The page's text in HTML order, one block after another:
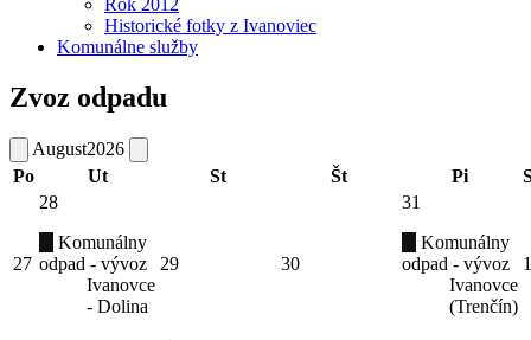
Rok 2012
Historické fotky z Ivanoviec
Komunálne služby
Zvoz odpadu
August2026
Po
Ut St Št Pi
27
28
Komunálny
odpad - vývoz
Ivanovce
- Dolina
29 30
31
Komunálny
odpad - vývoz
Ivanovce
(Trenčín)
1